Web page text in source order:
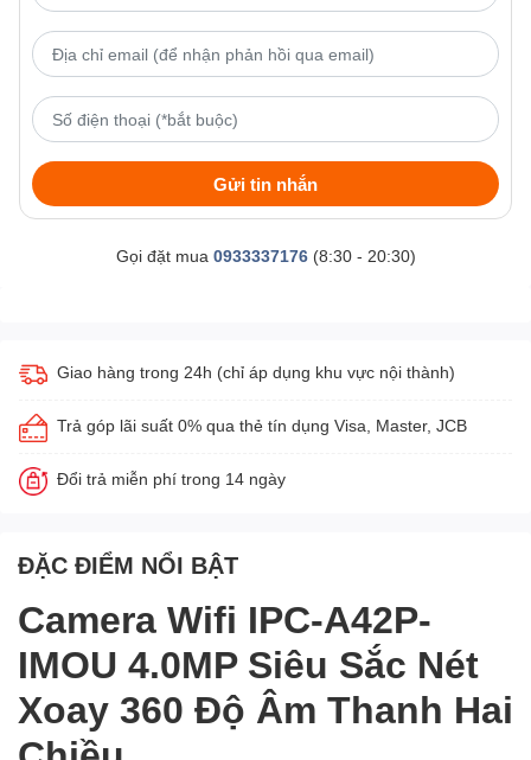
Gửi tin nhắn
Gọi đặt mua 0933337176(8:30 - 20:30)
Giao hàng trong 24h (chỉ áp dụng khu vực nội thành)
Trả góp lãi suất 0% qua thẻ tín dụng Visa, Master, JCB
Đổi trả miễn phí trong 14 ngày
ĐẶC ĐIỂM NỔI BẬT
Camera Wifi IPC-A42P-
IMOU 4.0MP Siêu Sắc Nét
Xoay 360 Độ Âm Thanh Hai